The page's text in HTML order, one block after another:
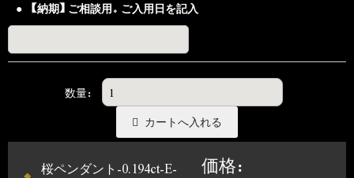
【納期】ご相談用。ご入用日を記入
数量：
桜ペンダント-0.194ct-E-
価格：